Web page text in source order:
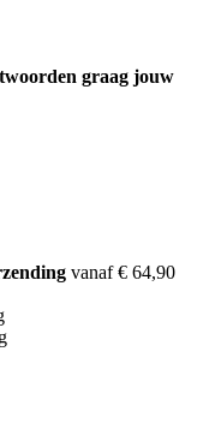
graag jouw
vanaf € 64,90